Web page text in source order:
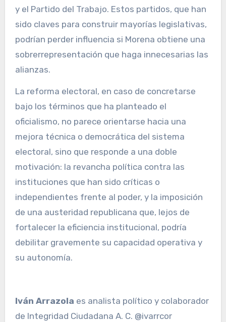
y el Partido del Trabajo. Estos partidos, que han
sido claves para construir mayorías legislativas,
podrían perder influencia si Morena obtiene una
sobrerrepresentación que haga innecesarias las
alianzas.
La reforma electoral, en caso de concretarse
bajo los términos que ha planteado el
oficialismo, no parece orientarse hacia una
mejora técnica o democrática del sistema
electoral, sino que responde a una doble
motivación: la revancha política contra las
instituciones que han sido críticas o
independientes frente al poder, y la imposición
de una austeridad republicana que, lejos de
fortalecer la eficiencia institucional, podría
debilitar gravemente su capacidad operativa y
su autonomía.
Iván Arrazola es analista político y colaborador
de Integridad Ciudadana A. C. @ivarrcor